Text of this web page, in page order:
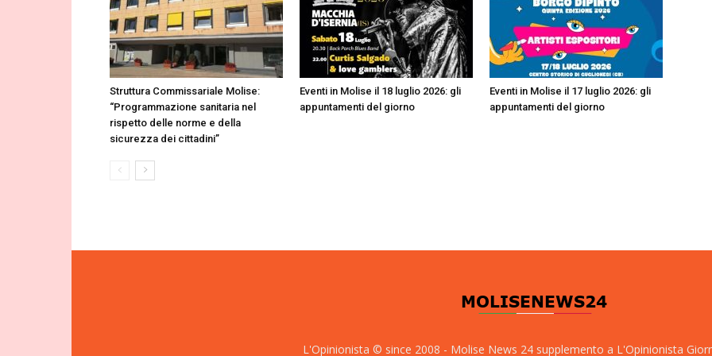
Struttura Commissariale Molise:
“Programmazione sanitaria nel
rispetto delle norme e della
sicurezza dei cittadini”
Eventi in Molise il 18 luglio 2026: gli
appuntamenti del giorno
Eventi in Molise il 17 luglio 2026: gli
appuntamenti del giorno
L'Opinionista © since 2008 - Molise News 24 supplemento a L'Opinionista